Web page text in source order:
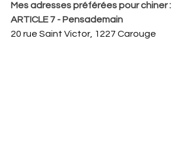
Mes adresses préférées pour chiner :
ARTICLE 7 - Pensademain
20 rue Saint Victor, 1227 Carouge